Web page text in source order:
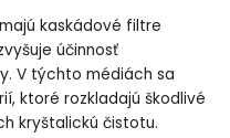
kaskádové filtre
účinnosť
V týchto médiách sa
ktoré rozkladajú škodlivé
kryštalickú čistotu.